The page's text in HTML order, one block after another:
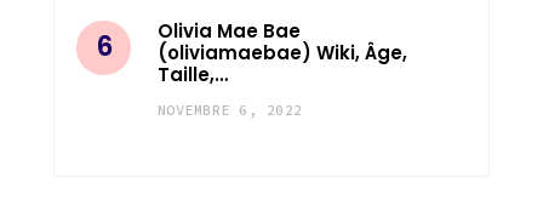
Olivia Mae Bae
(oliviamaebae) Wiki, Âge,
Taille,…
NOVEMBRE 6, 2022